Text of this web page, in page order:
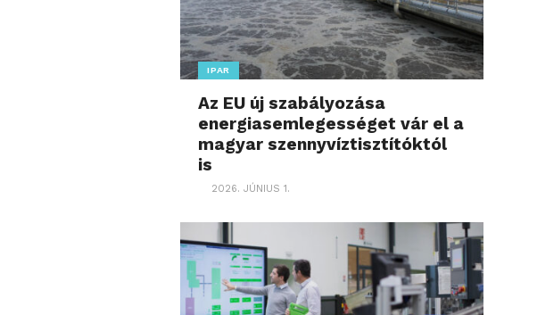
IPAR
Az EU új szabályozása
energiasemlegességet vár el a
magyar szennyvíztisztítóktól
is
2026. JÚNIUS 1.